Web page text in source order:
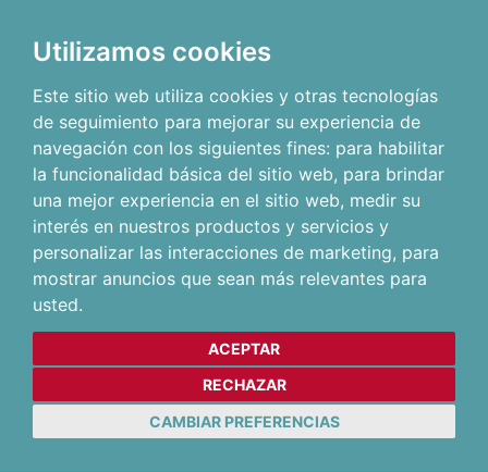
Utilizamos cookies
Este sitio web utiliza cookies y otras tecnologías
de seguimiento para mejorar su experiencia de
navegación con los siguientes fines: para habilitar
la funcionalidad básica del sitio web, para brindar
una mejor experiencia en el sitio web, medir su
interés en nuestros productos y servicios y
personalizar las interacciones de marketing, para
mostrar anuncios que sean más relevantes para
usted.
ACEPTAR
RECHAZAR
CAMBIAR PREFERENCIAS